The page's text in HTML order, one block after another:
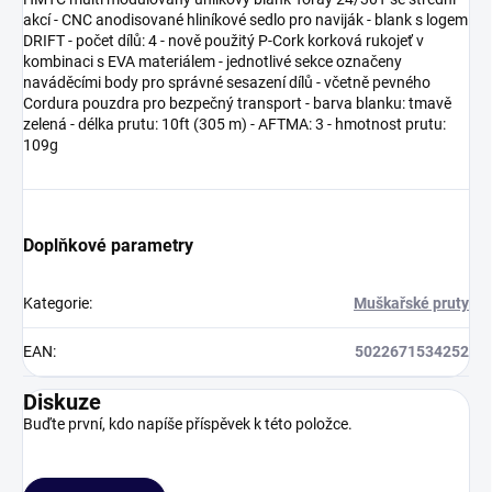
akcí - CNC anodisované hliníkové sedlo pro naviják - blank s logem
DRIFT - počet dílů: 4 - nově použitý P-Cork korková rukojeť v
kombinaci s EVA materiálem - jednotlivé sekce označeny
naváděcími body pro správné sesazení dílů - včetně pevného
Cordura pouzdra pro bezpečný transport - barva blanku: tmavě
zelená - délka prutu: 10ft (305 m) - AFTMA: 3 - hmotnost prutu:
109g
Doplňkové parametry
Kategorie: Muškařské pruty
EAN: 5022671534252
Diskuze
Buďte první, kdo napíše příspěvek k této položce.